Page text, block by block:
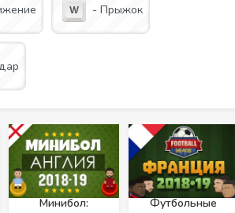
- Прыжок
Минибол:
Футбольные